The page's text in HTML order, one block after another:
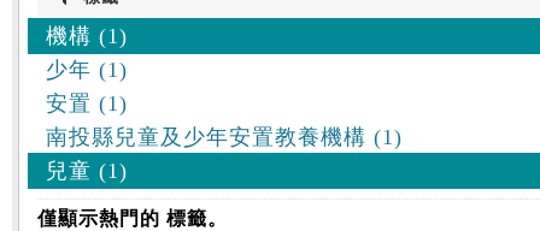
機構 (1)
少年 (1)
安置 (1)
南投縣兒童及少年安置教養機構 (1)
兒童 (1)
僅顯示熱門的 標籤。